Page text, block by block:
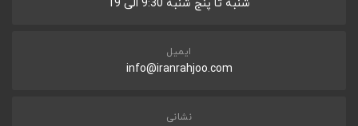
شنبه تا پنج شنبه 9:30 الی 19
ایمیل
info@iranrahjoo.com
نشانی